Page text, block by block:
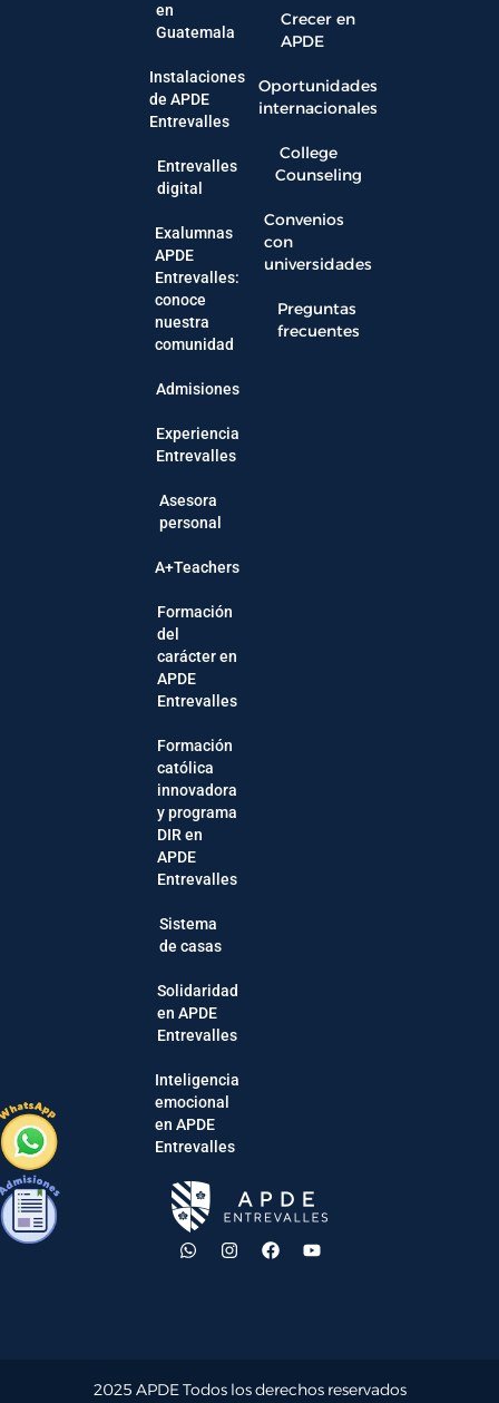
en
Guatemala
Instalaciones
de APDE
Entrevalles
Entrevalles
digital
Exalumnas
APDE
Entrevalles:
conoce
nuestra
comunidad
Admisiones
Experiencia
Entrevalles
Asesora
personal
A+Teachers
Formación
del
carácter en
APDE
Entrevalles
Formación
católica
innovadora
y programa
DIR en
APDE
Entrevalles
Sistema
de casas
Solidaridad
en APDE
Entrevalles
Inteligencia
emocional
en APDE
Entrevalles
Crecer en
APDE
Oportunidades
internacionales
College
Counseling
Convenios
con
universidades
Preguntas
frecuentes
2025 APDE Todos los derechos reservados